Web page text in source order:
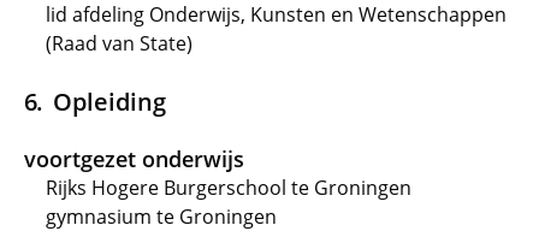
lid afdeling Onderwijs, Kunsten en Wetenschappen
(Raad van State)
Opleiding
voortgezet onderwijs
Rijks Hogere Burgerschool te Groningen
gymnasium te Groningen